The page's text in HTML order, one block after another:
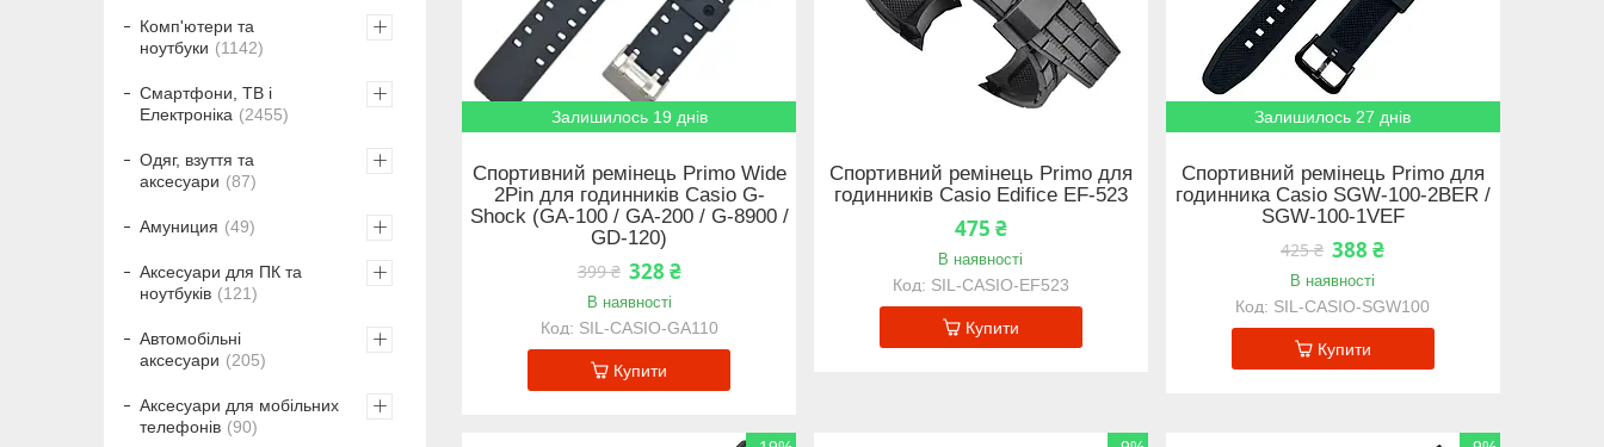
Залишилось 19 днів
Спортивний ремінець Primo Wide
2Pin для годинників Casio G-
Shock (GA-100 / GA-200 / G-8900 /
GD-120)
399 ₴ 328 ₴
В наявності
SIL-CASIO-GA110
Купити
Спортивний ремінець Primo для
годинників Casio Edifice EF-523
475 ₴
В наявності
SIL-CASIO-EF523
Купити
Залишилось 27 днів
Спортивний ремінець Primo для
годинника Casio SGW-100-2BER /
SGW-100-1VEF
425 ₴ 388 ₴
В наявності
SIL-CASIO-SGW100
Купити
Комп'ютери та
ноутбуки
1142
Смартфони, ТВ і
Електроніка
2455
Одяг, взуття та
аксесуари
87
Амуниция 49
Аксесуари для ПК та
ноутбуків
121
Автомобільні
аксесуари
205
Аксесуари для мобільних
телефонів
90